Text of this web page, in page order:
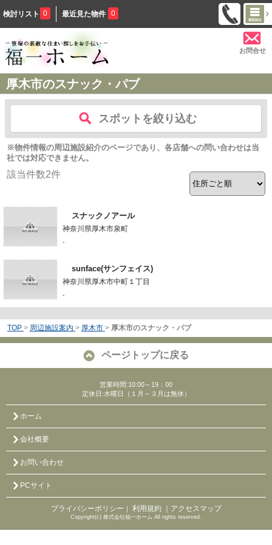
検討リスト 0 最近見た物件 0
お問合せ
厚木市のスナック・パブ
スポットを絞り込む
※物件情報の周辺施設紹介のページであり、各店舗への問い合わせは当
社では対応できません。
該当件数2件
スナックノアール
神奈川県厚木市泉町
-
sunface(サンフェイス)
神奈川県厚木市中町１丁目
-
TOP > 周辺施設案内 > 厚木市 > 厚木市のスナック・パブ
ページトップに戻る
営業時間:10:00～19：00
定休日:水曜日（１月～３月は無休）
ホーム
会社概要
お問い合わせ
PCサイト
プライバシーポリシー ｜ 利用規約 ｜アクセスマップ
Copyright(c) 株式会社福一ホーム All rights reserved.